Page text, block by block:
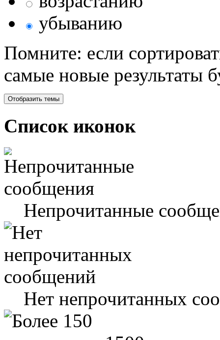
убыванию
Помните: если
самые новые результаты
Список иконок
Непрочитанные
Нет непрочитанных